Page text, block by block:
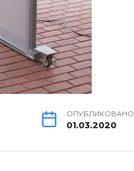
ОПУБЛИКОВАНО
01.03.2020